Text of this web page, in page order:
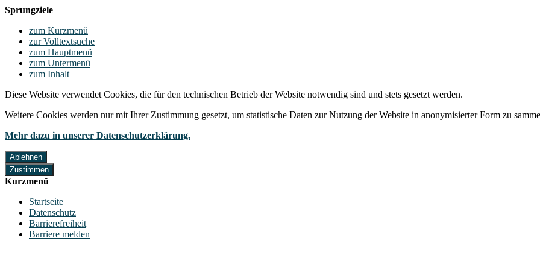
Sprungziele
zum Kurzmenü
zur Volltextsuche
zum Hauptmenü
zum Untermenü
zum Inhalt
Diese Website verwendet Cookies, die für den technischen Betrieb der Website notwendig sind und stets gesetzt werden.
Weitere Cookies werden nur mit Ihrer Zustimmung gesetzt, um statistische Daten zur Nutzung der Website in anonymisierter Form zu
Mehr dazu in unserer Datenschutzerklärung.
Ablehnen
Zustimmen
Kurzmenü
Startseite
Datenschutz
Barrierefreiheit
Barriere melden